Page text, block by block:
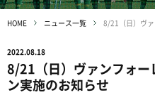
HOME ニュース一覧
2022.08.18
8/21（日）ヴァンフォ
ン実施のお知らせ